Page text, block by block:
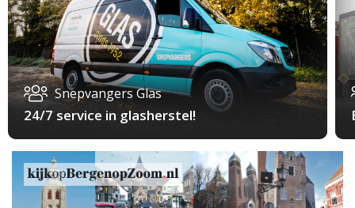
Snepvangers Glas
24/7 service in glasherstel!